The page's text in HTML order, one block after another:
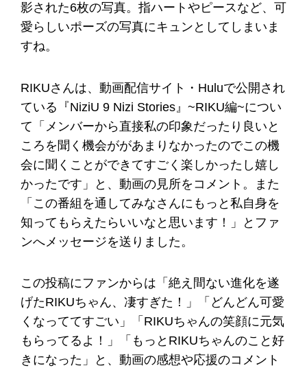
影された6枚の写真。指ハートやピースなど、可
愛らしいポーズの写真にキュンとしてしまいま
すね。
RIKUさんは、動画配信サイト・Huluで公開され
ている『NiziU 9 Nizi Stories』~RIKU編~につい
て「メンバーから直接私の印象だったり良いと
ころを聞く機会ががあまりなかったのでこの機
会に聞くことができてすごく楽しかったし嬉し
かったです」と、動画の見所をコメント。また
「この番組を通してみなさんにもっと私自身を
知ってもらえたらいいなと思います！」とファ
ンへメッセージを送りました。
この投稿にファンからは「絶え間ない進化を遂
げたRIKUちゃん、凄すぎた！」「どんどん可愛
くなっててすごい」「RIKUちゃんの笑顔に元気
もらってるよ！」「もっとRIKUちゃんのこと好
きになった」と、動画の感想や応援のコメント